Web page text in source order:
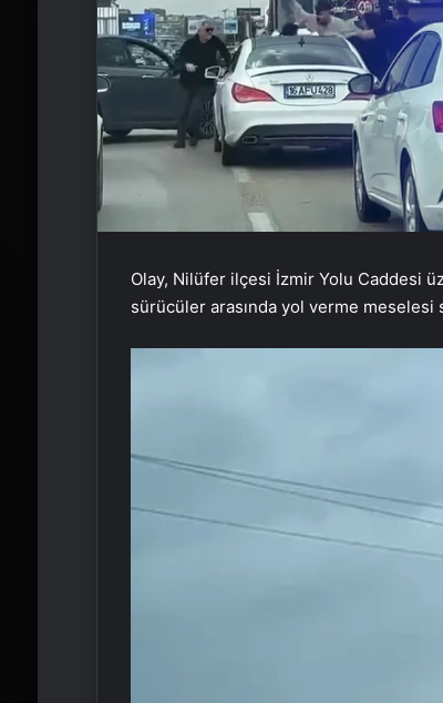
Olay, Nilüfer ilçesi İzmir Yolu Caddesi
sürücüler arasında yol verme meselesi